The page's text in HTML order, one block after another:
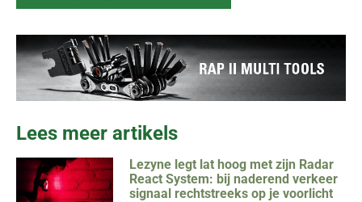
Lees meer artikels
Lezyne legt lat hoog met zijn Radar
React System: bij naderend verkeer
signaal rechtstreeks op je voorlicht